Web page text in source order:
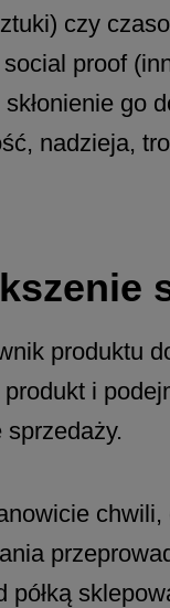
czy
proof
go
nadzieja,
produktu
i